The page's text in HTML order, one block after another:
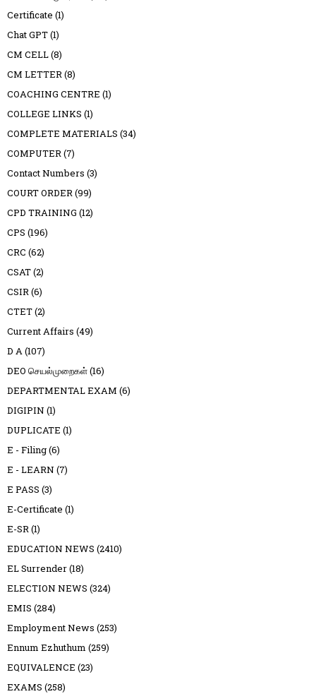
Certificate (1)
Chat GPT(1)
CM CELL(8)
CM LETTER(8)
COACHING CENTRE (1)
COLLEGE LINKS (1)
COMPLETE MATERIALS (34)
COMPUTER(7)
Contact Numbers (3)
COURT ORDER(99)
CPD TRAINING (12)
CPS (196)
CRC (62)
CSAT(2)
CSIR(6)
CTET(2)
Current Affairs (49)
D A(107)
DEO செயல்முறைகள்(16)
DEPARTMENTAL EXAM (6)
DIGIPIN (1)
DUPLICATE (1)
E - Filing(6)
E - LEARN (7)
E PASS (3)
E-Certificate (1)
E-SR(1)
EDUCATION NEWS (2410)
EL Surrender(18)
ELECTION NEWS (324)
EMIS (284)
Employment News (253)
Ennum Ezhuthum (259)
EQUIVALENCE (23)
EXAMS (258)